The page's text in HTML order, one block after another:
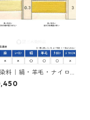
料｜絹・羊毛・ナイロ
める｜500g｜イソラン
K-GLN２５０％（青み